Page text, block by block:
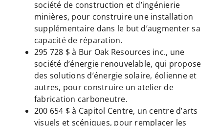
société de construction et d’ingénierie
minières, pour construire une installation
supplémentaire dans le but d’augmenter sa
capacité de réparation.
295 728 $ à Bur Oak Resources inc., une
société d’énergie renouvelable, qui propose
des solutions d’énergie solaire, éolienne et
autres, pour construire un atelier de
fabrication carboneutre.
200 654 $ à Capitol Centre, un centre d’arts
visuels et scéniques, pour remplacer les